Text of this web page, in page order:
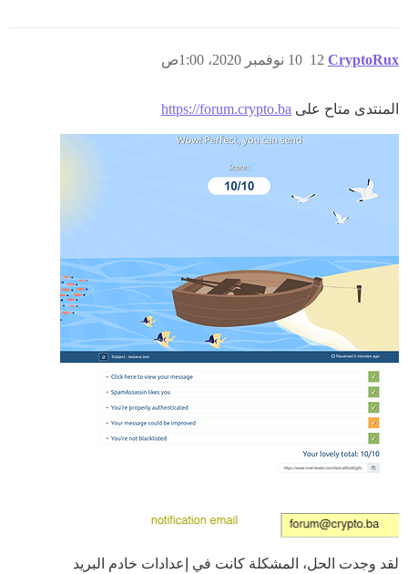
CryptoRux 10 نوفمبر 2020، 1:00ص 12
المنتدى متاح على https://forum.crypto.ba
لقد وجدت الحل، المشكلة كانت في إعدادات خادم البريد